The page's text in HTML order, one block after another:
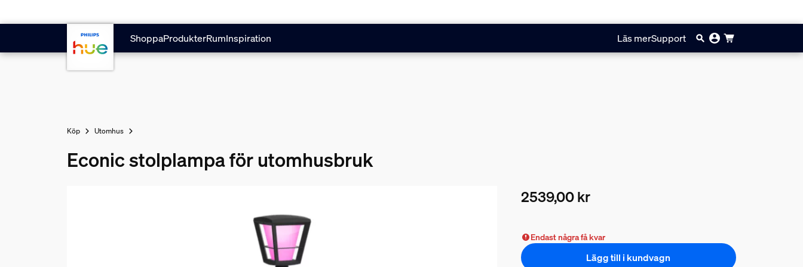
ShoppaProdukterRumInspiration Läs merSupport
Köp Utomhus
Econic stolplampa för utomhusbruk
2539,00 kr
Endast några få kvar
Lägg till i kundvagn